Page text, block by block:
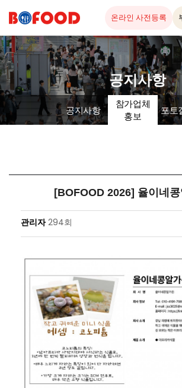
온라인 사전등록
공지사항
공지사항
참가업체
홍보
포토
[BOFOOD 2026] 율이네
관리자 294회